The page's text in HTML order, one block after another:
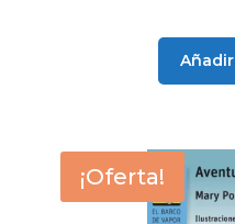
era:
¡Oferta!